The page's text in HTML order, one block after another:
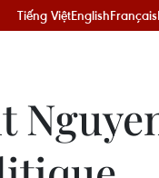
Tiếng ViệtEnglishFrançais